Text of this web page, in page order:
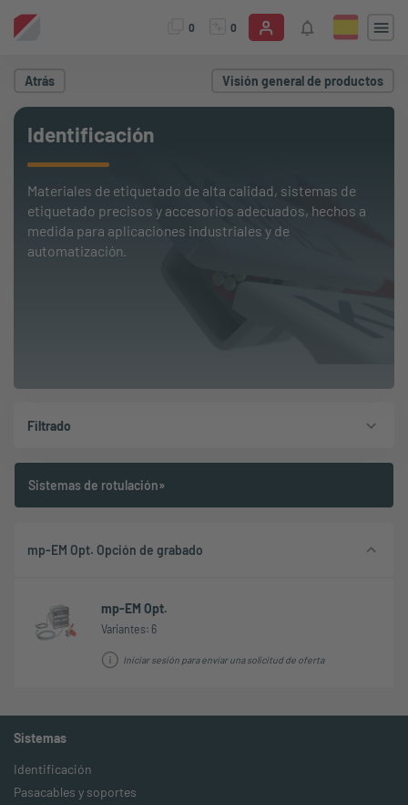
0 0
Atrás Visión general de productos
Identificación
Materiales de etiquetado de alta calidad, sistemas de
etiquetado precisos y accesorios adecuados, hechos a
medida para aplicaciones industriales y de
automatización.
Filtrado
Sistemas de rotulación»
mp-EM Opt. Opción de grabado
mp-EM Opt.
Variantes: 6
Iniciar sesión para enviar una solicitud de oferta
Sistemas
Identificación
Pasacables y soportes